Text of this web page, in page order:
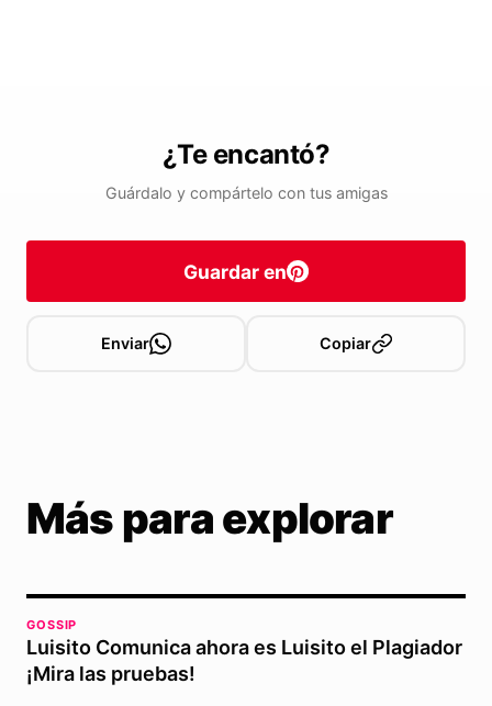
¿Te encantó?
Guárdalo y compártelo con tus amigas
Guardar en
Enviar Copiar
Más para explorar
GOSSIP
Luisito Comunica ahora es Luisito el Plagiador
¡Mira las pruebas!